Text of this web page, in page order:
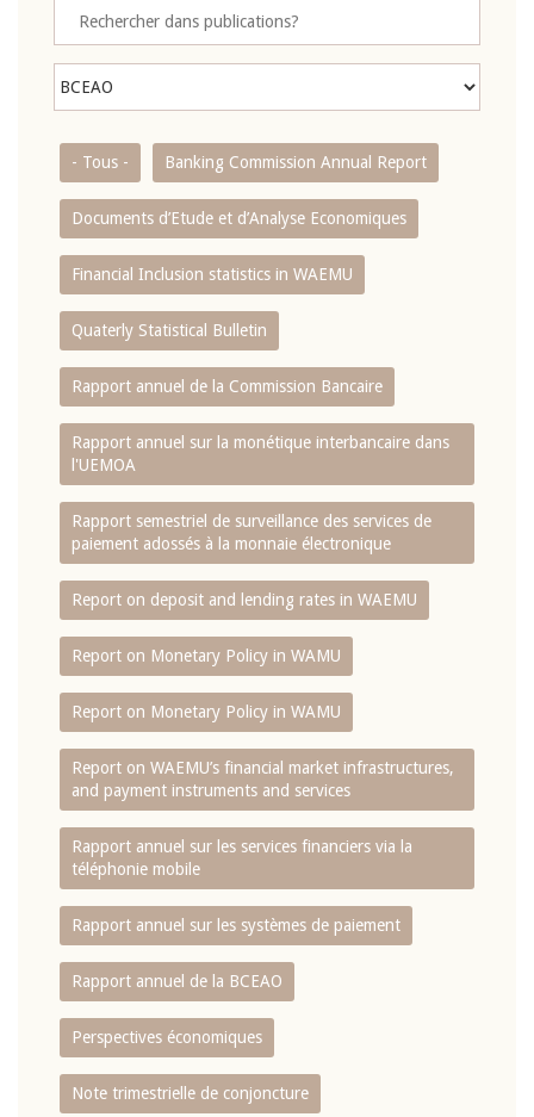
- Tous - Banking Commission Annual Report
Documents d’Etude et d’Analyse Economiques
Financial Inclusion statistics in WAEMU
Quaterly Statistical Bulletin
Rapport annuel de la Commission Bancaire
Rapport annuel sur la monétique interbancaire dans
l'UEMOA
Rapport semestriel de surveillance des services de
paiement adossés à la monnaie électronique
Report on deposit and lending rates in WAEMU
Report on Monetary Policy in WAMU
Report on Monetary Policy in WAMU
Report on WAEMU’s financial market infrastructures,
and payment instruments and services
Rapport annuel sur les services financiers via la
téléphonie mobile
Rapport annuel sur les systèmes de paiement
Rapport annuel de la BCEAO
Perspectives économiques
Note trimestrielle de conjoncture